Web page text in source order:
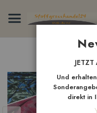
Inhalt
springen
Und
direkt in